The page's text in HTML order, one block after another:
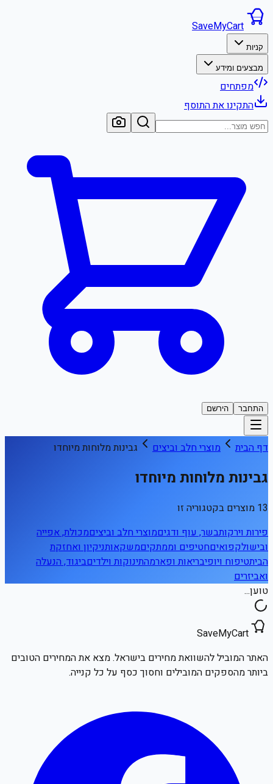
SaveMyCart
קניות
מבצעים ומידע
מפתחים
התקינו את התוסף
התחבר הירשם
דף הבית מוצרי חלב וביצים גבינות מלוחות מיוחדו
גבינות מלוחות מיוחדו
13 מוצרים בקטגוריה זו
פירות וירקותבשר, עוף ודגיםמוצרי חלב וביציםמכולת, אפייה
ובישולקפואיםחטיפים וממתקיםמשקאותניקיון ואחזקת
הביתטיפוח ויופיבריאות ופארמהתינוקות וילדיםביגוד, הנעלה
ואביזרים
טוען...
SaveMyCart
האתר המוביל להשוואת מחירים בישראל. מצא את המחירים הטובים
ביותר מהספקים המובילים וחסוך כסף על כל קנייה.